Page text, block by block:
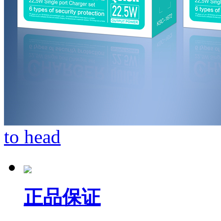
to head
正品保证